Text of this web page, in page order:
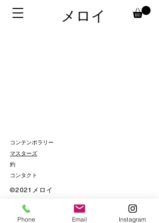
メロイ
コンテンポラリー
マスターズ
約
コンタクト
©2021メロイ
Phone Email Instagram